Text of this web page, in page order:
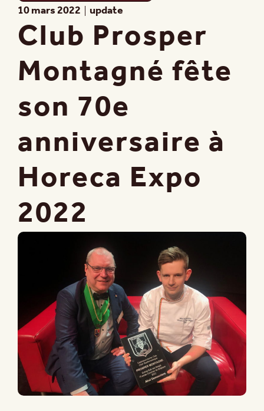
10 mars 2022 update
Club Prosper
Montagné fête
son 70e
anniversaire à
Horeca Expo
2022